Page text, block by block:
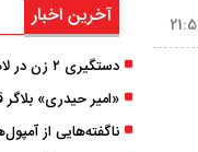
آخرین اخبار